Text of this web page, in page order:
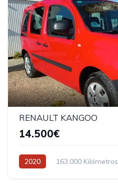
RENAULT KANGOO
14.500€
2020 163.000 Kilómetros